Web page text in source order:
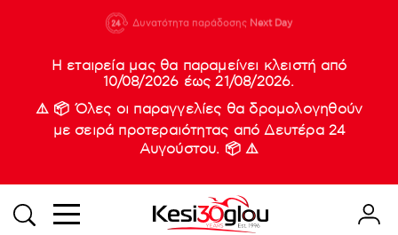
210 88 21
933
Δυνατότητα παράδοσης Next Day
Νέες
Η εταιρεία μας θα παραμείνει κλειστή από
10/08/2026 έως 21/08/2026.
⚠️ 📦 Όλες οι παραγγελίες θα δρομολογηθούν
με σειρά προτεραιότητας από Δευτέρα 24
Αυγούστου. 📦 ⚠️